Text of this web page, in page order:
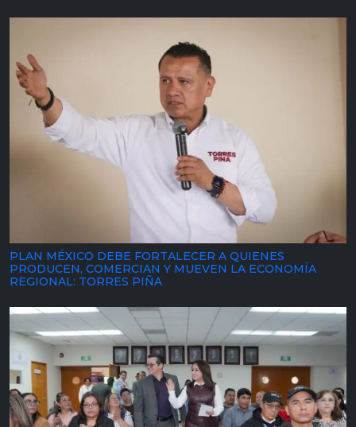
PLAN MÉXICO DEBE FORTALECER A QUIENES
PRODUCEN, COMERCIAN Y MUEVEN LA ECONOMÍA
REGIONAL: TORRES PIÑA